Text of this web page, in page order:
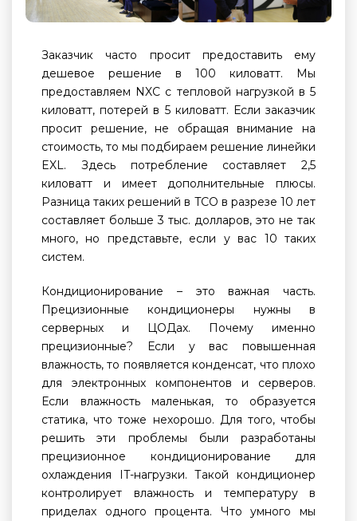
Заказчик часто просит предоставить ему
дешевое решение в 100 киловатт. Мы
предоставляем NXC с тепловой нагрузкой в 5
киловатт, потерей в 5 киловатт. Если заказчик
просит решение, не обращая внимание на
стоимость, то мы подбираем решение линейки
EXL. Здесь потребление составляет 2,5
киловатт и имеет дополнительные плюсы.
Разница таких решений в TCO в разрезе 10 лет
составляет больше 3 тыс. долларов, это не так
много, но представьте, если у вас 10 таких
систем.
Кондиционирование – это важная часть.
Прецизионные кондиционеры нужны в
серверных и ЦОДах. Почему именно
прецизионные? Если у вас повышенная
влажность, то появляется конденсат, что плохо
для электронных компонентов и серверов.
Если влажность маленькая, то образуется
статика, что тоже нехорошо. Для того, чтобы
решить эти проблемы были разработаны
прецизионное кондиционирование для
охлаждения IT-нагрузки. Такой кондиционер
контролирует влажность и температуру в
приделах одного процента. Что умного мы